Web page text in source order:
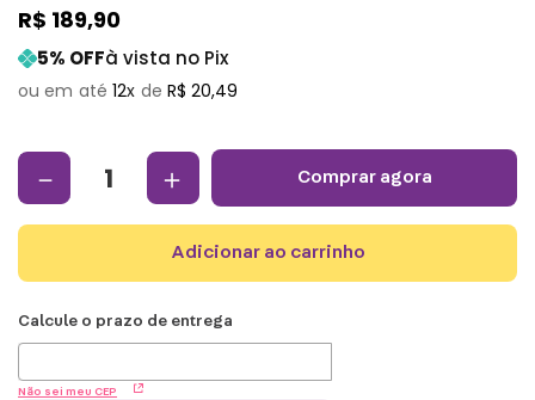
R$ 189,90
5% OFFà vista no Pix
12 R$ 20,49
＋
－ comprar agora
adicionar ao carrinho
Não sei meu CEP